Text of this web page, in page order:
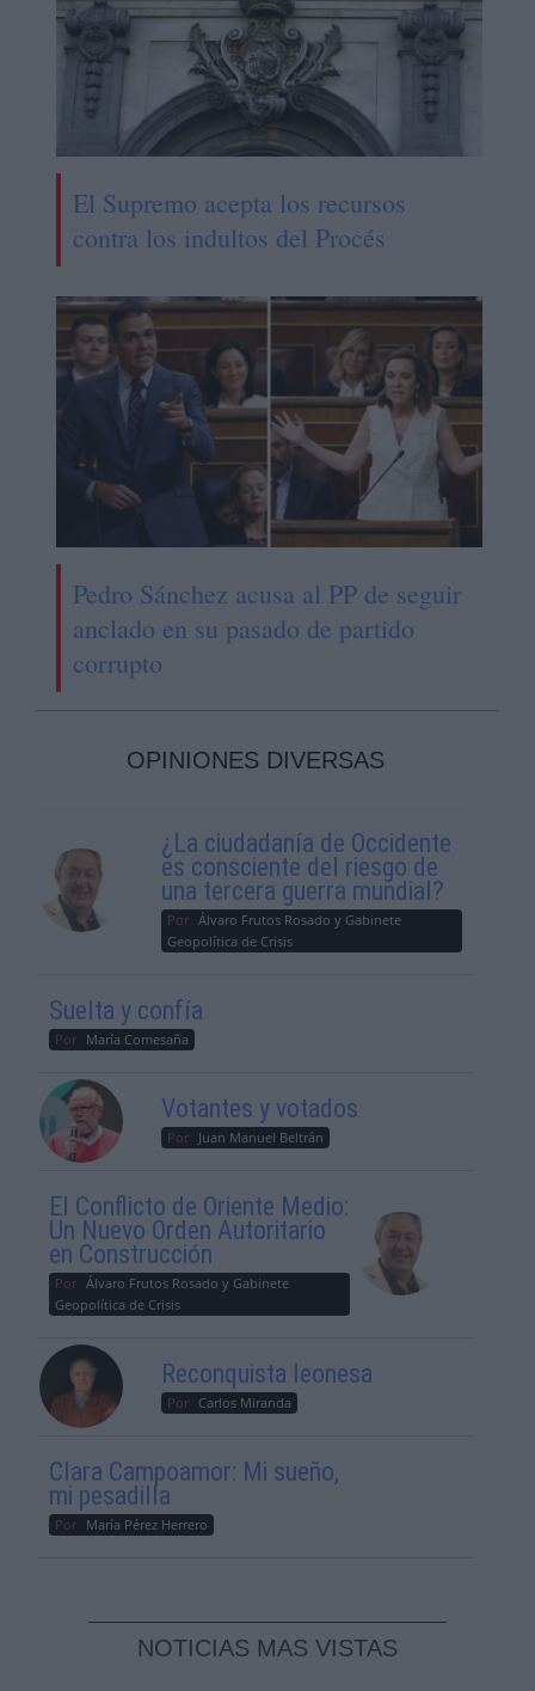
El Supremo acepta los recursos
contra los indultos del Procés
Pedro Sánchez acusa al PP de seguir
anclado en su pasado de partido
corrupto
OPINIONES DIVERSAS
¿La ciudadanía de Occidente
es consciente del riesgo de
una tercera guerra mundial?
Por Álvaro Frutos Rosado y Gabinete
Geopolítica de Crisis
Suelta y confía
Por María Comesaña
Votantes y votados
Por Juan Manuel Beltrán
El Conflicto de Oriente Medio:
Un Nuevo Orden Autoritario
en Construcción
Por Álvaro Frutos Rosado y Gabinete
Geopolítica de Crisis
Reconquista leonesa
Por Carlos Miranda
Clara Campoamor: Mi sueño,
mi pesadilla
Por María Pérez Herrero
NOTICIAS MAS VISTAS